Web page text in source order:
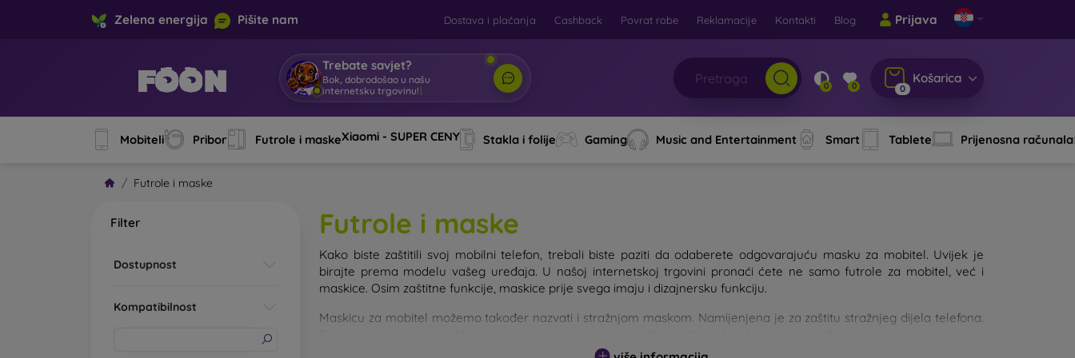
Zelena energija Pišite nam Dostava i plaćanja Cashback Povrat robe Reklamacije Kontakti Blog Prijava
Trebate savjet?
Bok, dobrodošao u našu
internetsku trgovinu! | 0 0 0
Košarica
Mobiteli Pribor Futrole i maskeXiaomi - SUPER CENY Stakla i folije Gaming Music and Entertainment Smart Tablete Prijenosna računala
Futrole i maske
Filter
Dostupnost
Kompatibilnost
Futrole i maske
Kako biste zaštitili svoj mobilni telefon, trebali biste paziti da odaberete odgovarajuću masku za mobitel. Uvijek je
birajte prema modelu vašeg uređaja. U našoj internetskoj trgovini pronaći ćete ne samo futrole za mobitel, već i
maskice. Osim zaštitne funkcije, maskice prije svega imaju i dizajnersku funkciju.
Maskicu za mobitel možemo također nazvati i stražnjom maskom. Namijenjena je za zaštitu stražnjeg dijela telefona.